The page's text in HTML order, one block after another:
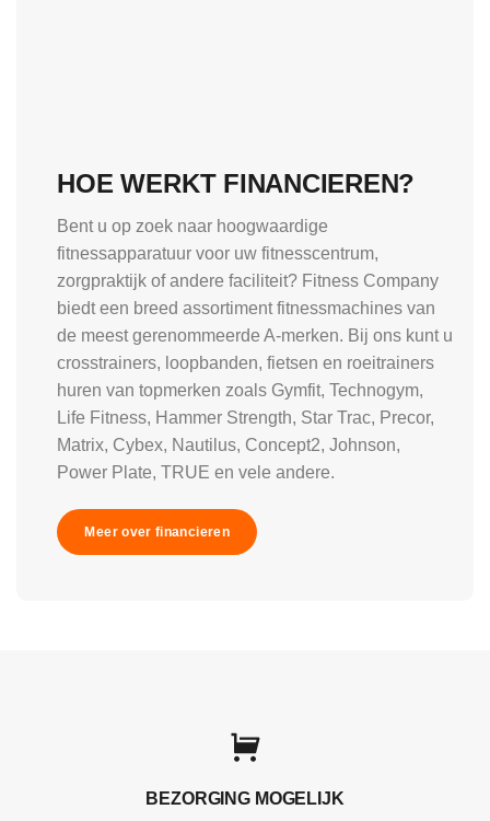
HOE WERKT FINANCIEREN?
Bent u op zoek naar hoogwaardige
fitnessapparatuur voor uw fitnesscentrum,
zorgpraktijk of andere faciliteit? Fitness Company
biedt een breed assortiment fitnessmachines van
de meest gerenommeerde A-merken. Bij ons kunt u
crosstrainers, loopbanden, fietsen en roeitrainers
huren van topmerken zoals Gymfit, Technogym,
Life Fitness, Hammer Strength, Star Trac, Precor,
Matrix, Cybex, Nautilus, Concept2, Johnson,
Power Plate, TRUE en vele andere.
Meer over financieren
BEZORGING MOGELIJK